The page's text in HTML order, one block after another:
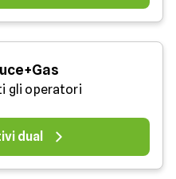
gli operatori
dual